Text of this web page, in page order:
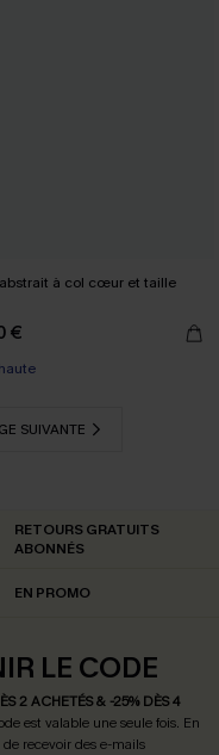
à col cœur et taille
€
SUIVANTE
RETOURS GRATUITS
ABONNÉS
EN PROMO
LE CODE
2 ACHETÉS & -25% DÈS 4
est valable une seule fois. En
recevoir des e-mails